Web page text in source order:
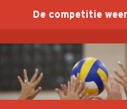
De competitie